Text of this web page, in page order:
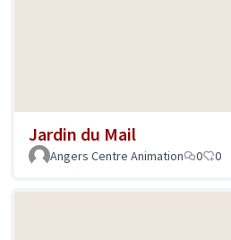
Jardin du Mail
Angers Centre Animation 0 0